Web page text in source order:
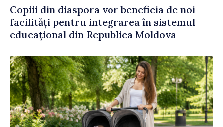
Copiii din diaspora vor beneficia de noi
facilități pentru integrarea în sistemul
educațional din Republica Moldova